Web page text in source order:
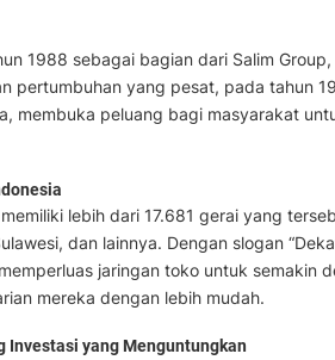
1988 sebagai bagian dari Salim
pertumbuhan yang pesat, pada tahun
membuka peluang bagi masyarakat
lebih dari 17.681 gerai yang
dan lainnya. Dengan slogan
jaringan toko untuk semakin
mereka dengan lebih mudah.
Investasi yang Menguntungkan